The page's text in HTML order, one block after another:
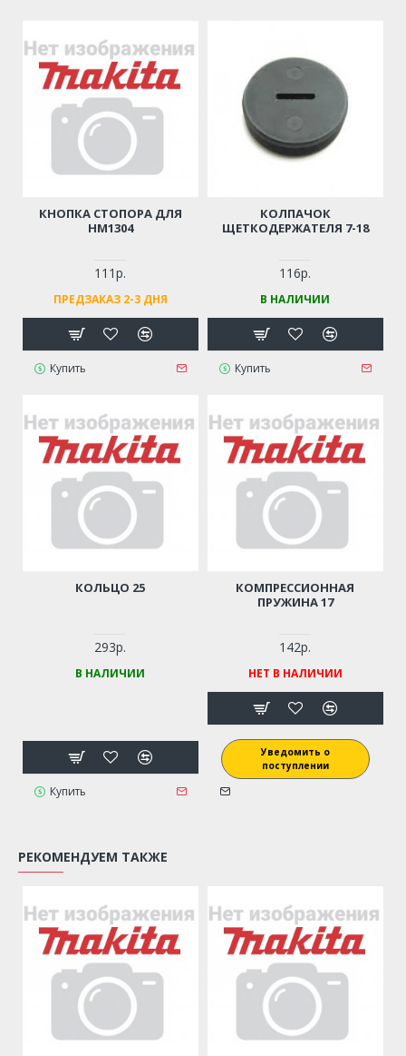
КНОПКА СТОПОРА ДЛЯ
HM1304
111р.
ПРЕДЗАКАЗ 2-3 ДНЯ
Купить
КОЛПАЧОК
ЩЕТКОДЕРЖАТЕЛЯ 7-18
116р.
В НАЛИЧИИ
Купить
КОЛЬЦО 25
293р.
В НАЛИЧИИ
Купить
КОМПРЕССИОННАЯ
ПРУЖИНА 17
142р.
НЕТ В НАЛИЧИИ
Уведомить о
поступлении
РЕКОМЕНДУЕМ ТАКЖЕ